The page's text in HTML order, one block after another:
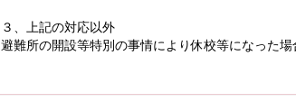
３、上記の対応以外
避難所の開設等特別の事情により休校等になった